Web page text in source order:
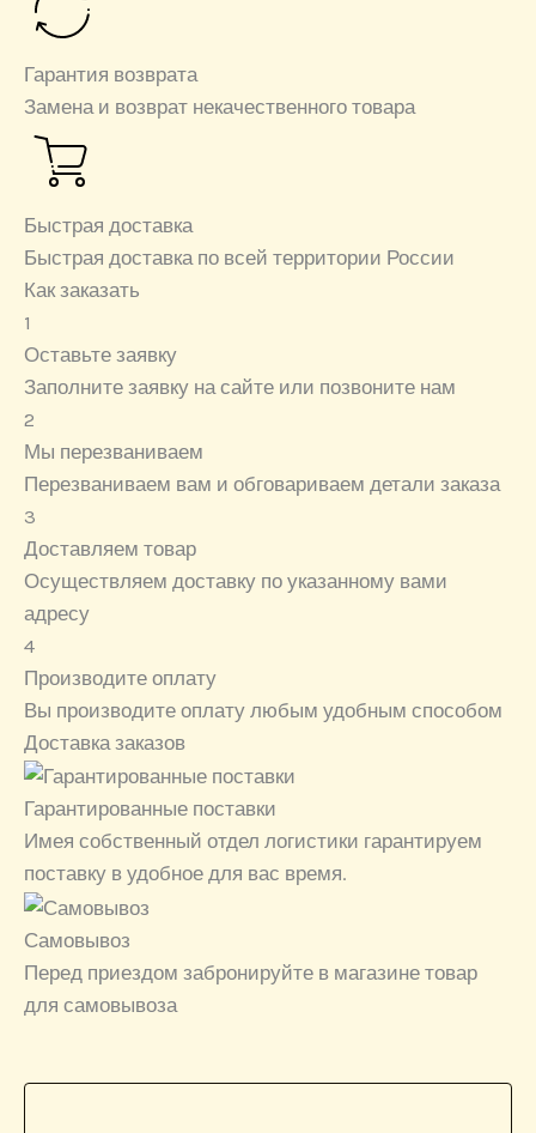
Гарантия возврата
Замена и возврат некачественного товара
Быстрая доставка
Быстрая доставка по всей территории России
Как заказать
1
Оставьте заявку
Заполните заявку на сайте или позвоните нам
2
Мы перезваниваем
Перезваниваем вам и обговариваем детали заказа
3
Доставляем товар
Осуществляем доставку по указанному вами
адресу
4
Производите оплату
Вы производите оплату любым удобным способом
Доставка заказов
Гарантированные поставки
Имея собственный отдел логистики гарантируем
поставку в удобное для вас время.
Самовывоз
Перед приездом забронируйте в магазине товар
для самовывоза